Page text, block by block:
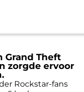
Grand Theft
zorgde ervoor
Rockstar-fans